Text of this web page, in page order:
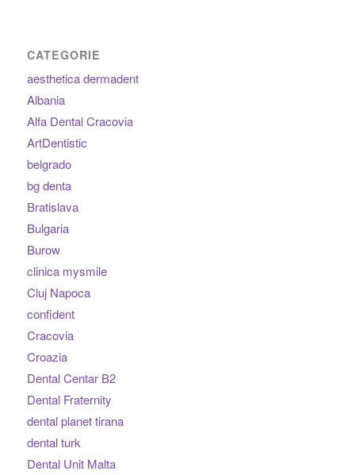
CATEGORIE
aesthetica dermadent
Albania
Alfa Dental Cracovia
ArtDentistic
belgrado
bg denta
Bratislava
Bulgaria
Burow
clinica mysmile
Cluj Napoca
confident
Cracovia
Croazia
Dental Centar B2
Dental Fraternity
dental planet tirana
dental turk
Dental Unit Malta